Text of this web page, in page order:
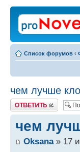
Список форумов ‹
чем лучше
Ответить
чем
Oksana» 17